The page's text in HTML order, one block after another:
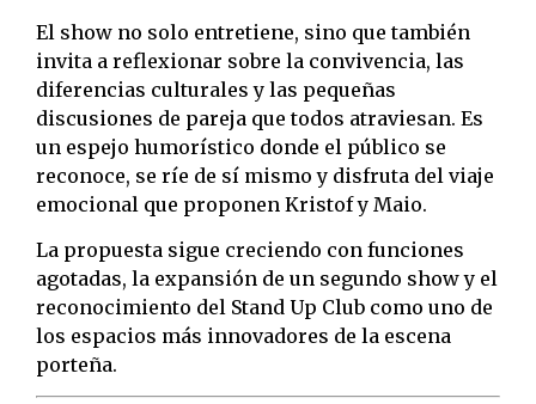
El show no solo entretiene, sino que también
invita a reflexionar sobre la convivencia, las
diferencias culturales y las pequeñas
discusiones de pareja que todos atraviesan. Es
un espejo humorístico donde el público se
reconoce, se ríe de sí mismo y disfruta del viaje
emocional que proponen Kristof y Maio.
La propuesta sigue creciendo con funciones
agotadas, la expansión de un segundo show y el
reconocimiento del Stand Up Club como uno de
los espacios más innovadores de la escena
porteña.